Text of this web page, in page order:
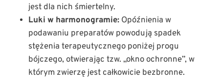
jest dla nich śmiertelny.
Luki w harmonogramie: Opóźnienia w
podawaniu preparatów powodują spadek
stężenia terapeutycznego poniżej progu
bójczego, otwierając tzw. „okno ochronne”, w
którym zwierzę jest całkowicie bezbronne.